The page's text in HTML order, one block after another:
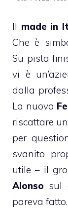
Il made in
Che è
Su pista
vi è
dalla
La nuova
riscattare
per
svanito
utile – il
Alonso sul
pareva